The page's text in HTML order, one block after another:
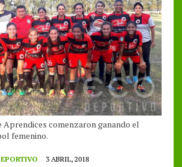
Aprendices comenzaron ganando el
femenino.
3 ABRIL, 2018